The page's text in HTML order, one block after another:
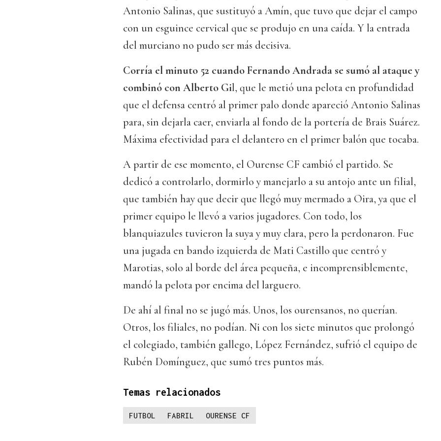
Antonio Salinas, que sustituyó a Amín, que tuvo que dejar el campo
con un esguince cervical que se produjo en una caída. Y la entrada
del murciano no pudo ser más decisiva.
Corría el minuto 52 cuando Fernando Andrada se sumó al ataque y
combinó con Alberto Gil, que le metió una pelota en profundidad
que el defensa centró al primer palo donde apareció Antonio Salinas
para, sin dejarla caer, enviarla al fondo de la portería de Brais Suárez.
Máxima efectividad para el delantero en el primer balón que tocaba.
A partir de ese momento, el Ourense CF cambió el partido. Se
dedicó a controlarlo, dormirlo y manejarlo a su antojo ante un filial,
que también hay que decir que llegó muy mermado a Oira, ya que el
primer equipo le llevó a varios jugadores. Con todo, los
blanquiazules tuvieron la suya y muy clara, pero la perdonaron. Fue
una jugada en bando izquierda de Mati Castillo que centró y
Marotias, solo al borde del área pequeña, e incomprensiblemente,
mandó la pelota por encima del larguero.
De ahí al final no se jugó más. Unos, los ourensanos, no querían.
Otros, los filiales, no podían. Ni con los siete minutos que prolongó
el colegiado, también gallego, López Fernández, sufrió el equipo de
Rubén Domínguez, que sumó tres puntos más.
Temas relacionados
FUTBOL FABRIL OURENSE CF